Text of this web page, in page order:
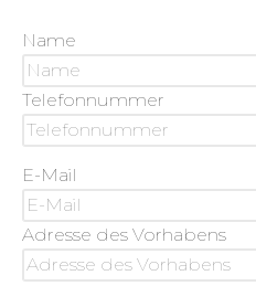
Name
Telefonnummer
E-Mail
Adresse des Vorhabens